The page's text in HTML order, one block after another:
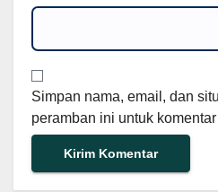
Simpan nama, email, dan
peramban ini untuk